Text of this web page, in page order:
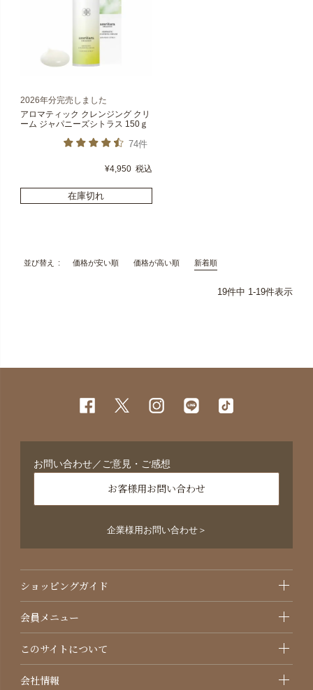
2026年分完売しました
アロマティック クレンジング クリ
ーム ジャパニーズシトラス 150ｇ
74件
¥4,950 税込
在庫切れ
並び替え 価格が安い順 価格が高い順 新着順
19件中 1-19件表示
お問い合わせ／ご意見・ご感想
お客様用お問い合わせ
企業様用お問い合わせ＞
ショッピングガイド
会員メニュー
このサイトについて
会社情報